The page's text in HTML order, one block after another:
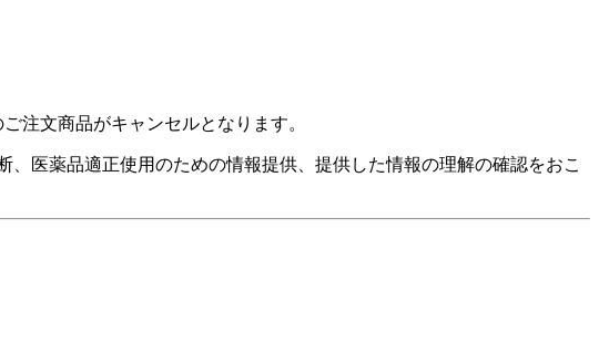
注文商品がキャンセルとなります。
医薬品適正使用のための情報提供、提供した情報の理解の確認をおこ